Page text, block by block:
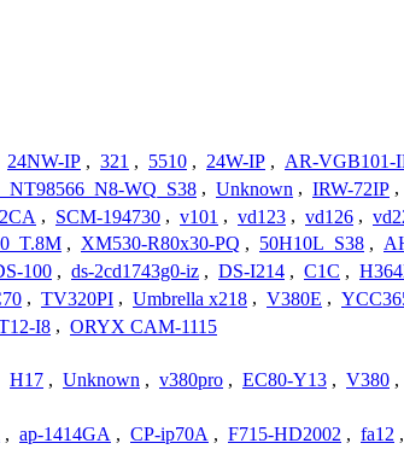
24NW-IP , 321 , 5510 , 24W-IP , AR-VGB101-
WQ_S38 , Unknown , IRW-72IP ,
, SCM-194730 , v101 , vd123 , vd126 ,
, XM530-R80x30-PQ , 50H10L_S38 ,
100 , ds-2cd1743g0-iz , DS-I214 , C1C ,
, TV320PI , Umbrella x218 , V380E ,
I8 , ORYX CAM-1115
H17 , Unknown , v380pro , EC80-Y13 , V380 ,
, ap-1414GA , CP-ip70A , F715-HD2002 , fa12 ,